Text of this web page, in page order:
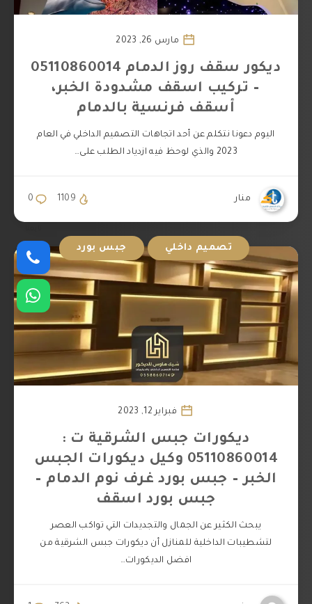
مارس 26, 2023
ديكور سقف روز الدمام 05110860014
– تركيب اسقف مشدودة الخبر،
أسقف فرنسية بالدمام
اليوم دعونا نتكلم عن أحد اتجاهات التصميم الداخلي في العام
2023 والذي لوحظ فيه ازدياد الطلب على…
منار 0 1109
تصميم داخلي جبس بورد
فبراير 12, 2023
ديكورات جبس الشرقية ت :
05110860014 وكيل ديكورات الجبس
الخبر – جبس بورد غرف نوم الدمام –
جبس بورد اسقف
يبحث الكثير عن الجمال والتجديدات التي تواكب العصر
لتشطيبات الداخلية للمنازل أن ديكورات جبس الشرقية من
افضل الديكورات…